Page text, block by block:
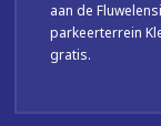
aan de
parkeerterrein
gratis.